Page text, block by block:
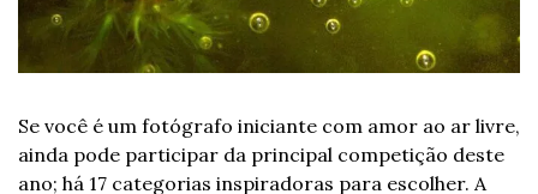
Se você é um fotógrafo iniciante com amor ao ar livre,
ainda pode participar da principal competição deste
ano; há 17 categorias inspiradoras para escolher. A